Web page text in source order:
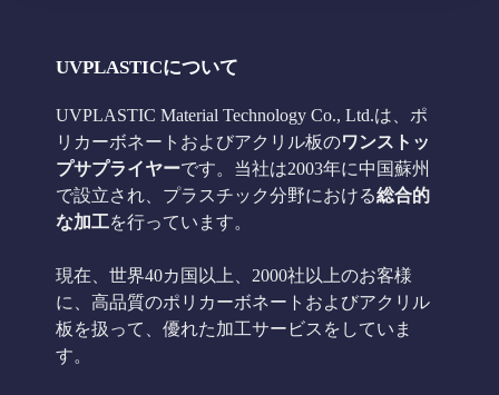
UVPLASTICについて
UVPLASTIC Material Technology Co., Ltd.は、ポ
リカーボネートおよびアクリル板のワンストッ
プサプライヤーです。当社は2003年に中国蘇州
で設立され、プラスチック分野における総合的
な加工を行っています。
現在、世界40カ国以上、2000社以上のお客様
に、高品質のポリカーボネートおよびアクリル
板を扱って、優れた加工サービスをしていま
す。